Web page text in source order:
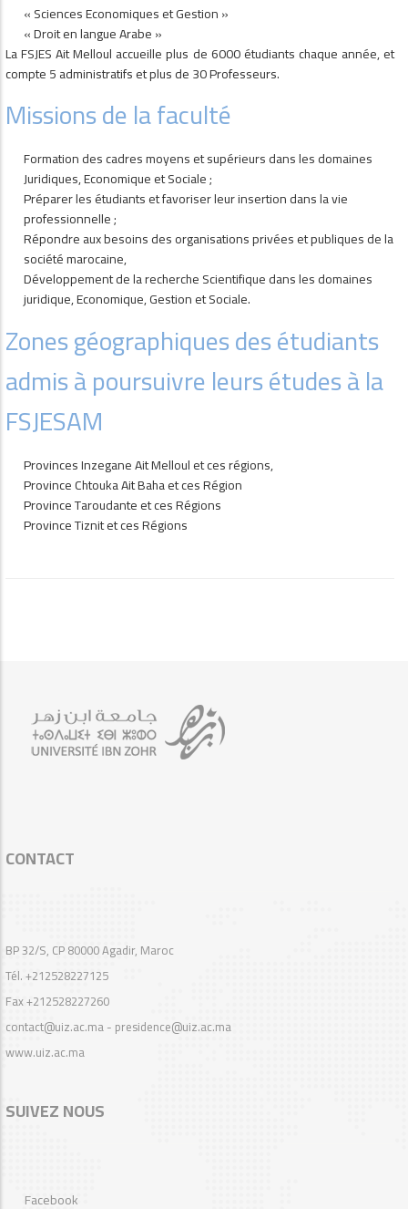
« Sciences Economiques et Gestion »
« Droit en langue Arabe »
La FSJES Ait Melloul accueille plus de 6000 étudiants chaque année, et
compte 5 administratifs et plus de 30 Professeurs.
Missions de la faculté
Formation des cadres moyens et supérieurs dans les domaines
Juridiques, Economique et Sociale ;
Préparer les étudiants et favoriser leur insertion dans la vie
professionnelle ;
Répondre aux besoins des organisations privées et publiques de la
société marocaine,
Développement de la recherche Scientifique dans les domaines
juridique, Economique, Gestion et Sociale.
Zones géographiques des étudiants
admis à poursuivre leurs études à la
FSJESAM
Provinces Inzegane Ait Melloul et ces régions,
Province Chtouka Ait Baha et ces Région
Province Taroudante et ces Régions
Province Tiznit et ces Régions
CONTACT
BP 32/S, CP 80000 Agadir, Maroc
Tél. +212528227125
Fax +212528227260
contact@uiz.ac.ma - presidence@uiz.ac.ma
www.uiz.ac.ma
SUIVEZ NOUS
Facebook